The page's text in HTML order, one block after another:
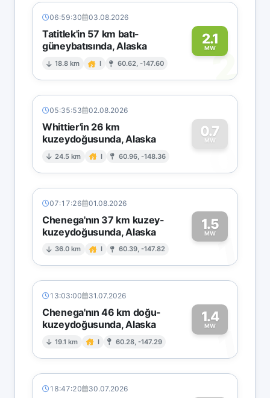
06:59:30 03.08.2026
Tatitlek'in 57 km batı-
güneybatısında, Alaska
18.8 km I 60.62, -147.60
2.1
MW2
05:35:53 02.08.2026
Whittier'in 26 km
kuzeydoğusunda, Alaska
24.5 km I 60.96, -148.36
0.7
MW
0
07:17:26 01.08.2026
Chenega'nın 37 km kuzey-
kuzeydoğusunda, Alaska
36.0 km I 60.39, -147.82
1.5
MW1
13:03:00 31.07.2026
Chenega'nın 46 km doğu-
kuzeydoğusunda, Alaska
19.1 km I 60.28, -147.29
1.4
MW1
18:47:20 30.07.2026